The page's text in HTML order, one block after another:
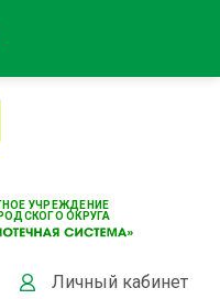
УЧРЕЖДЕНИЕ
ОКРУГА
Личный кабинет